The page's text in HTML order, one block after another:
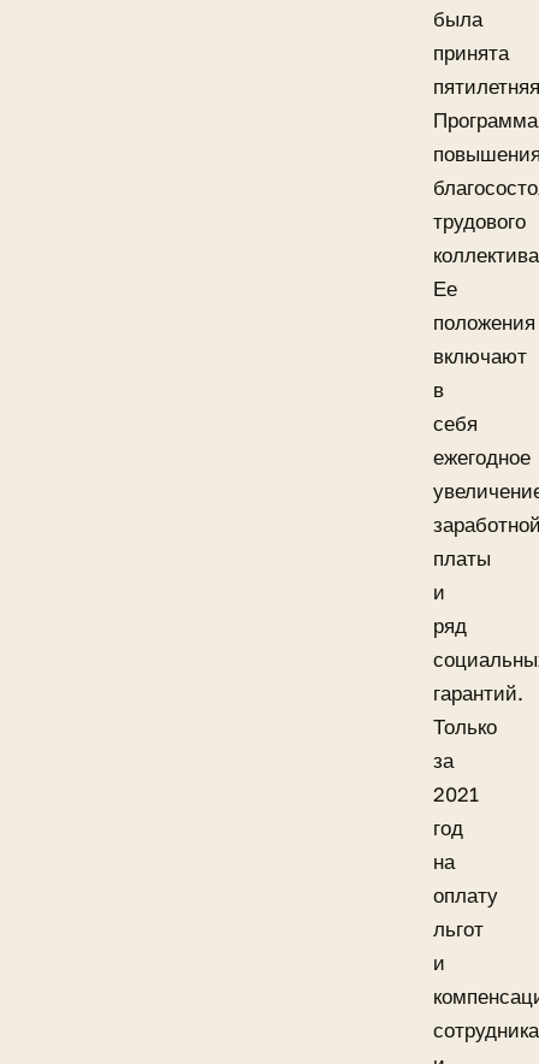
была
принята
пятилетняя
Программа
трудового
Ее
положения
включают
в
себя
ежегодное
платы
и
ряд
гарантий.
Только
за
2021
год
на
оплату
льгот
и